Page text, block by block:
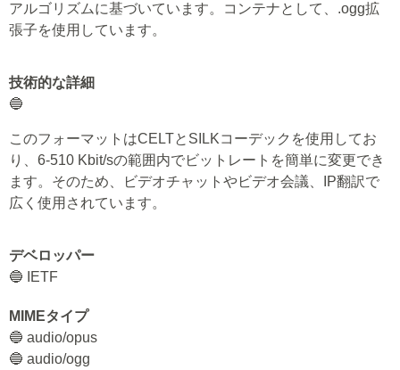
アルゴリズムに基づいています。コンテナとして、.ogg拡
張子を使用しています。
技術的な詳細
🔵
このフォーマットはCELTとSILKコーデックを使用してお
り、6-510 Kbit/sの範囲内でビットレートを簡単に変更でき
ます。そのため、ビデオチャットやビデオ会議、IP翻訳で
広く使用されています。
デベロッパー
🔵 IETF
MIMEタイプ
🔵 audio/opus
🔵 audio/ogg